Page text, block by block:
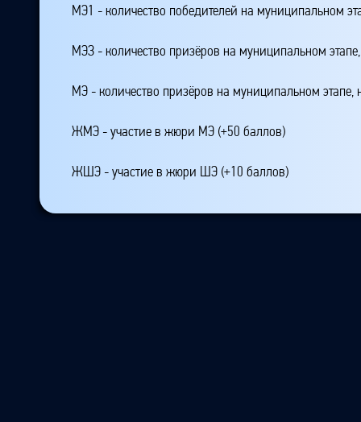
МЭ1 - количество победителей на муниципальном
МЭЗ - количество призёров на муниципальном
МЭ - количество призёров на муниципальном
ЖМЭ - участие в жюри МЭ (+50 баллов)
ЖШЭ - участие в жюри ШЭ (+10 баллов)